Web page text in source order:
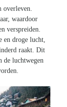
waardoor
verspreiden.
en droge lucht,
raakt. Dit
de luchtwegen